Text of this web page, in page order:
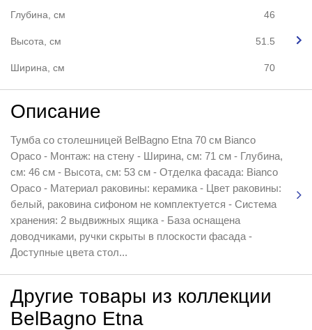
Глубина, см 46
Высота, см 51.5
Ширина, см 70
Описание
Тумба со столешницей BelBagno Etna 70 см Bianco
Opaco - Монтаж: на стену - Ширина, см: 71 см - Глубина,
см: 46 см - Высота, см: 53 см - Отделка фасада: Bianco
Opaco - Материал раковины: керамика - Цвет раковины:
белый, раковина сифоном не комплектуется - Система
хранения: 2 выдвижных ящика - База оснащена
доводчиками, ручки скрыты в плоскости фасада -
Доступные цвета стол...
Другие товары из коллекции
BelBagno Etna